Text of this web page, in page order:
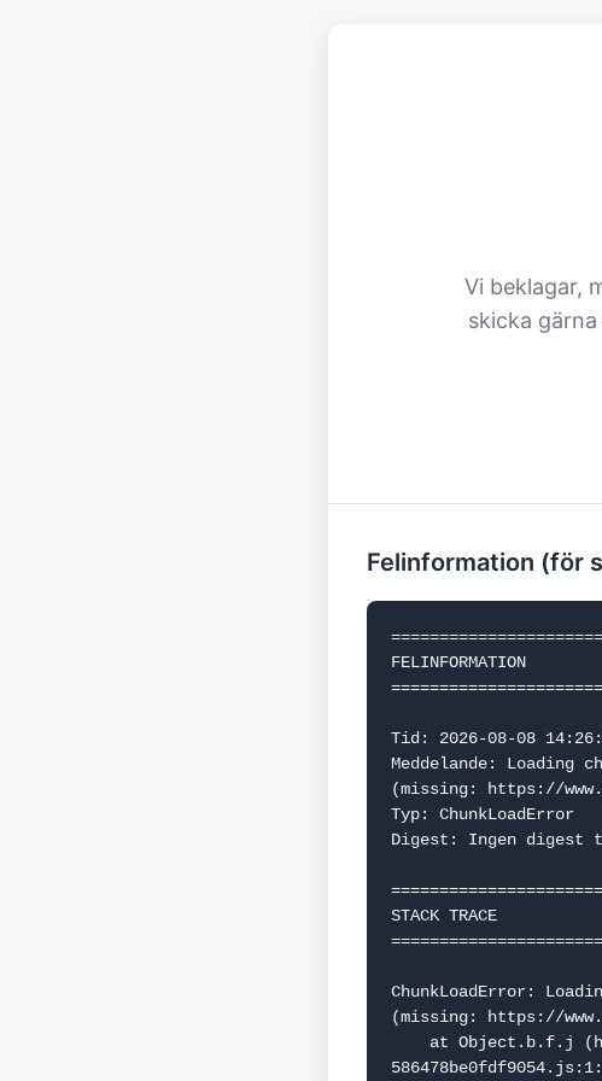
Vi beklagar,
skicka
Felinformation (för
FELINFORMATION
Tid: 2026-08-08
Meddelande: Loading
(missing: https://
Typ: ChunkLoadError
Digest: Ingen digest
STACK TRACE
ChunkLoadError:
(missing: https://